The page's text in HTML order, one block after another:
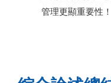
管理更顯重要性！